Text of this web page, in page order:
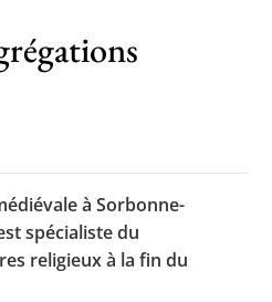
de l’APHG
la presseà Sorbonne-
spécialiste du
religieux à la fin du